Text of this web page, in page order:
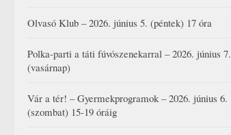
Olvasó Klub – 2026. június 5. (péntek) 17 óra
Polka-parti a táti fúvószenekarral – 2026. június 7.
(vasárnap)
Vár a tér! – Gyermekprogramok – 2026. június 6.
(szombat) 15-19 óráig